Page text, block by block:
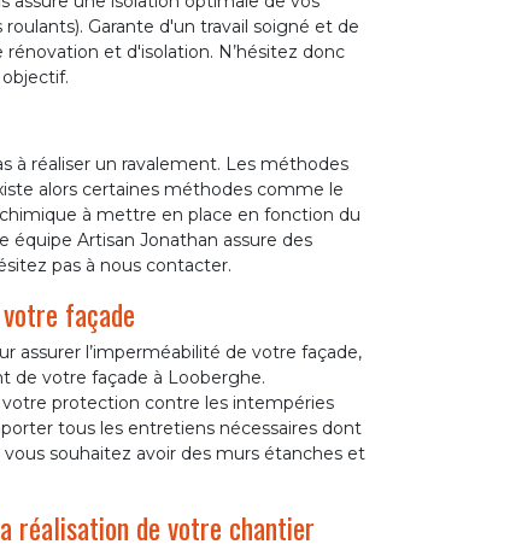
Garante d'un travail soigné et de
et d'isolation. N’hésitez donc
à réaliser un ravalement. Les méthodes
alors certaines méthodes comme le
à mettre en place en fonction du
équipe Artisan Jonathan assure des
pas à nous contacter.
façade
assurer l’imperméabilité de votre façade,
de votre façade à Looberghe.
protection contre les intempéries
tous les entretiens nécessaires dont
souhaitez avoir des murs étanches et
réalisation de votre chantier